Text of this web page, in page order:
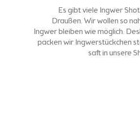
Es gibt viele Ingwer
Draußen. Wir wollen so
Ingwer bleiben wie möglich.
packen wir Ingwerstückchen
saft in unsere